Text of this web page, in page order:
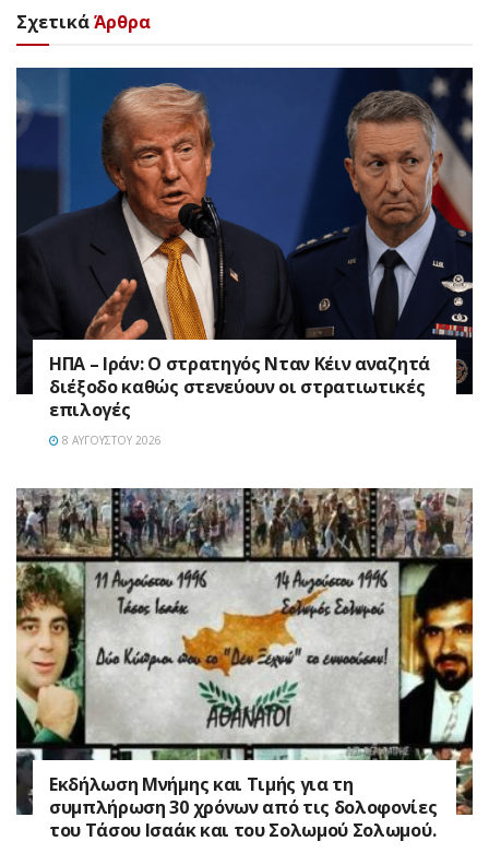
ΣχετικάΆρθρα
ΗΠΑ – Ιράν: Ο στρατηγός Νταν Κέιν αναζητά
διέξοδο καθώς στενεύουν οι στρατιωτικές
επιλογές
8 ΑΥΓΟΎΣΤΟΥ 2026
Εκδήλωση Μνήμης και Τιμής για τη
συμπλήρωση 30 χρόνων από τις δολοφονίες
του Τάσου Ισαάκ και του Σολωμού Σολωμού.